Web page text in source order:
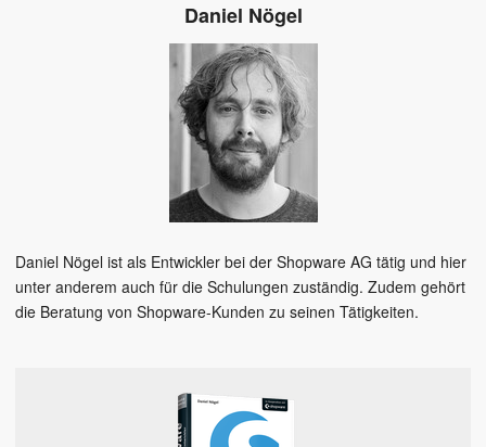
Daniel Nögel
Daniel Nögel ist als Entwickler bei der Shopware AG tätig und hier
unter anderem auch für die Schulungen zuständig. Zudem gehört
die Beratung von Shopware-Kunden zu seinen Tätigkeiten.